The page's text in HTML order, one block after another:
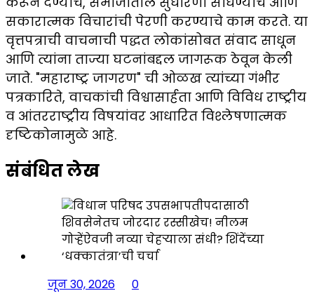
सकारात्मक विचारांची पेरणी करण्याचे काम करते. या
वृत्तपत्राची वाचनाची पद्धत लोकांसोबत संवाद साधून
आणि त्यांना ताज्या घटनांबद्दल जागरूक ठेवून केली
जाते. "महाराष्ट्र जागरण" ची ओळख त्यांच्या गंभीर
पत्रकारिते, वाचकांची विश्वासार्हता आणि विविध राष्ट्रीय
व आंतरराष्ट्रीय विषयांवर आधारित विश्लेषणात्मक
दृष्टिकोनामुळे आहे.
संबंधित लेख
जून 30, 2026
0